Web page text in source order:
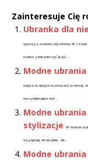
Zainteresuje Cię
Ubranka dla
wymaga stanowczej ochrony W czasie
trzeba zabezpieczyć je już...
Modne
męska w dużych rozmiarach to temat,
uwzględniające styl...
Modne
stylizacje
W modzie
wyglądają atrakcyjnie, ale...
Modne